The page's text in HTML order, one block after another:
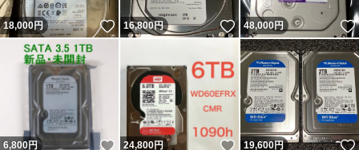
18,000円 いいね！
16,800円 いいね！
48,000円
6,800円 いいね！
24,800円 いいね！
19,600円